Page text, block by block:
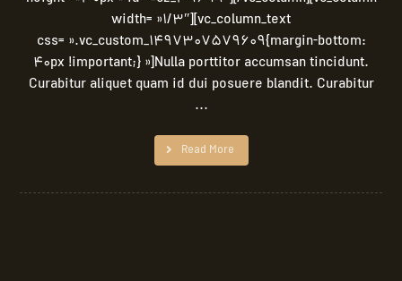
width= »1/3″][vc_column_text
css= ».vc_custom_1497307579609{margin-bottom:
40px !important;} »]Nulla porttitor accumsan tincidunt.
Curabitur aliquet quam id dui posuere blandit. Curabitur
...
Read More